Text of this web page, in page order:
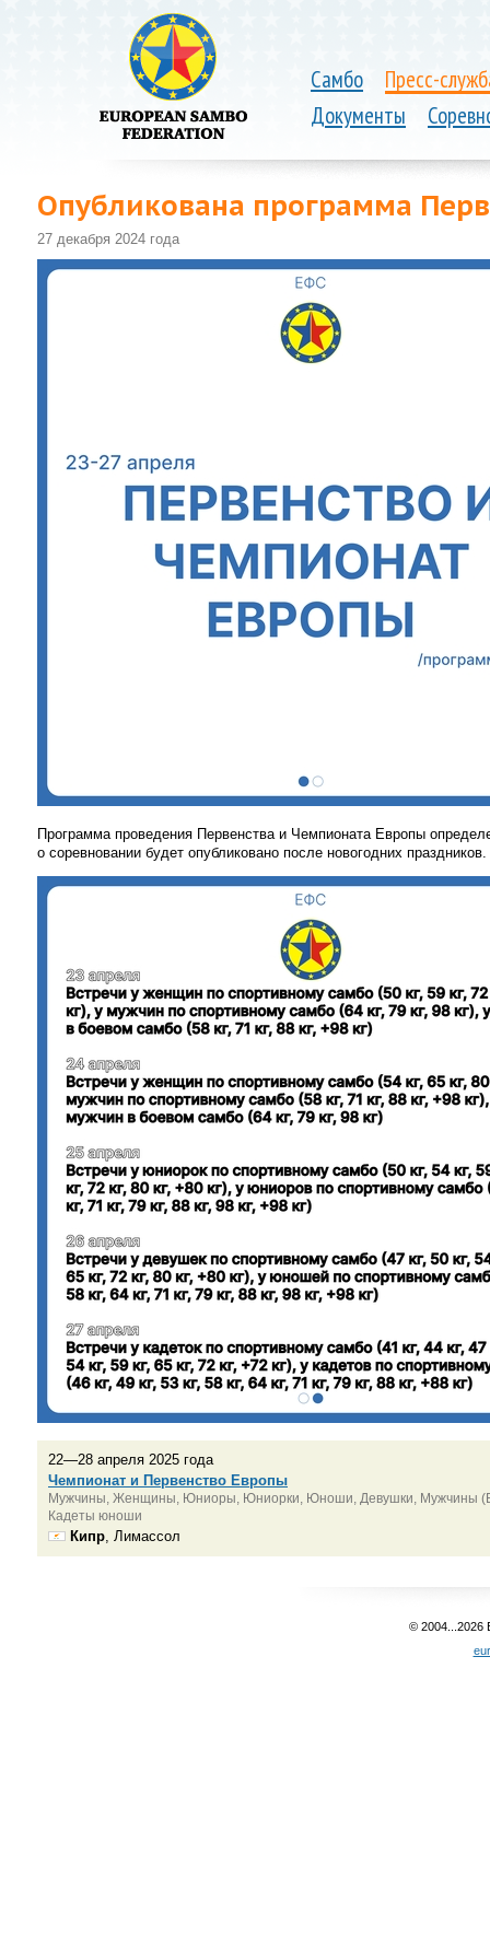
Самбо
Пресс-
Документы
Опубликована программа
27 декабря 2024 года
Программа проведения Первенства и Чемпионата Европы
о соревновании будет опубликовано после новогодних праздников.
22—28 апреля 2025 года
Чемпионат и Первенство Европы
Мужчины, Женщины, Юниоры, Юниорки, Юноши, Девушки, Мужчины
Кадеты юноши
Кипр, Лимассол
© 2004...2026